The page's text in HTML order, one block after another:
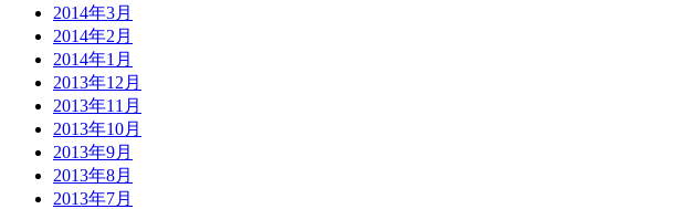
2014年3月
2014年2月
2014年1月
2013年12月
2013年11月
2013年10月
2013年9月
2013年8月
2013年7月